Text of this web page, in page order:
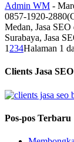
Admin WM -
0857-1920-
Medan, Jasa SEO
Surabaya, Jasa
1 234Halaman 1
Clients Jasa
Pos-pos Terbaru